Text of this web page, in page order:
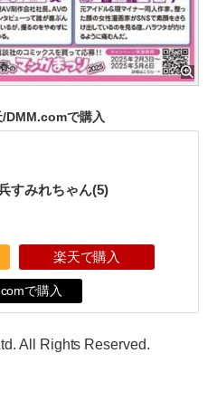
DMM.comで購入
すみれちゃん(5)
楽天で購入
で購入
All Rights Reserved.